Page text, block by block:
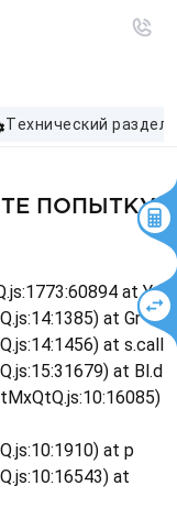
технический раздел
ПОПЫТКУ
at Ys
at Gr
at s.call
at Bl.d
at p
at